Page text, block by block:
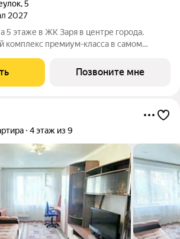
,5
2027
5 этаже в ЖК Заря в центре города.
и продуманной инфраструктурой.
корпусов
Позвоните мне
4 этаж из 9